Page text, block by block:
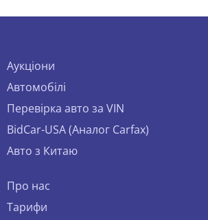
Аукціони
Автомобілі
Перевірка авто за VIN
BidCar-USA (Аналог Carfax)
Авто з Китаю
Про нас
Тарифи